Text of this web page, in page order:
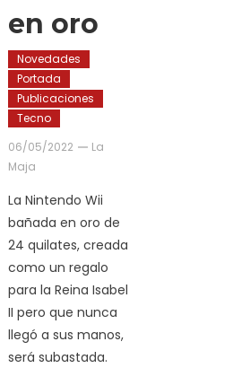
en oro
Novedades
Portada
Publicaciones
Tecno
06/05/2022
La
Maja
La Nintendo Wii
bañada en oro de
24 quilates, creada
como un regalo
para la Reina Isabel
II pero que nunca
llegó a sus manos,
será subastada.